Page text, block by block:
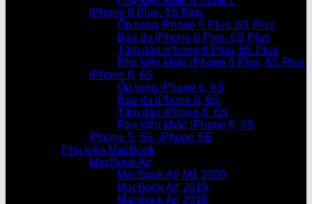
iPhone 6 Plus, 6S Plus
Ốp lưng iPhone 6 Plus, 6S Plus
Bao da iPhone 6 Plus, 6S Plus
Tấm dán iPhone 6 Plus, 6S Plus
Phụ kiện khác iPhone 6 Plus, 6S Plus
iPhone 6, 6S
Ốp lưng iPhone 6, 6S
Bao da iPhone 6, 6S
Tấm dán iPhone 6, 6S
Phụ kiện khác iPhone 6, 6S
iPhone 5, 5S, iPhone SE
Phụ kiện MacBook
MacBook Air
MacBook Air M1 2020
MacBook Air 2019
MacBook Air 2018